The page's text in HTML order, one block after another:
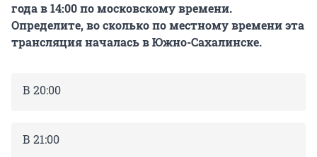
года в 14:00 по московскому времени.
Определите, во сколько по местному времени эта
трансляция началась в Южно-Сахалинске.
В 20:00
В 21:00